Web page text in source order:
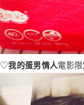
♡我的蛋男情人電影